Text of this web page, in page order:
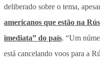
deliberado sobre o tema,
americanos que estão na
imediata” do país. “Um
está cancelando voos para a